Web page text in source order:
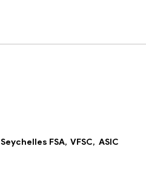
Seychelles FSA, VFSC, ASIC